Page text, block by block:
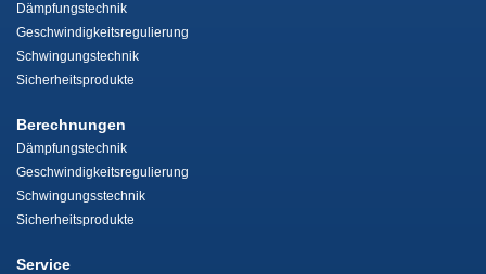
Dämpfungstechnik
Geschwindigkeitsregulierung
Schwingungstechnik
Sicherheitsprodukte
Berechnungen
Dämpfungstechnik
Geschwindigkeitsregulierung
Schwingungsstechnik
Sicherheitsprodukte
Service